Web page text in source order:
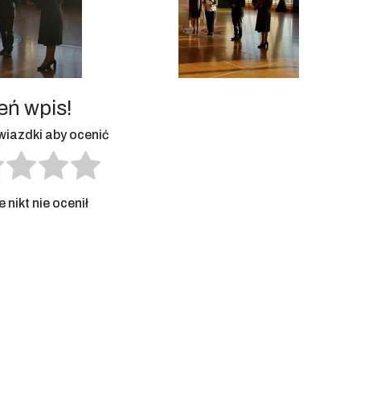
wpis!
aby ocenić
nikt nie ocenił